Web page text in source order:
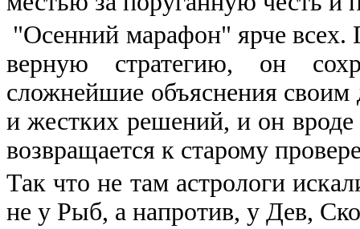
"Осенний марафон" ярче всех.
верную стратегию, он
сложнейшие объяснения своим
и жестких решений, и он вроде
возвращается к старому
Так что не там астрологи
не у Рыб, а напротив, у Дев,